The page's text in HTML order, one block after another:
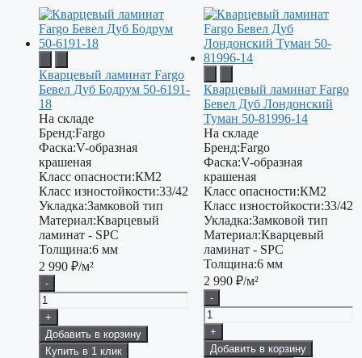
Кварцевый ламинат Fargo
Бевел Дуб Бодрум 50-6191-
18
На складе
Бренд:Fargo
Фаска:V-образная
крашеная
Класс опасности:КМ2
Класс изностойкости:33/42
Укладка:Замковой тип
Материал:Кварцевый
ламинат - SPC
Толщина:6 мм
2 990 ₽/м²
-
+
Добавить в корзину
Купить в 1 клик
Кварцевый ламинат Fargo
Бевел Дуб Лондонский
Туман 50-81996-14
На складе
Бренд:Fargo
Фаска:V-образная
крашеная
Класс опасности:КМ2
Класс изностойкости:33/42
Укладка:Замковой тип
Материал:Кварцевый
ламинат - SPC
Толщина:6 мм
2 990 ₽/м²
-
+
Добавить в корзину